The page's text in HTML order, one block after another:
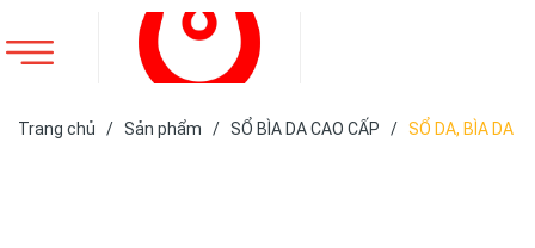
Trang chủ / Sản phẩm / SỔ BÌA DA CAO CẤP / SỔ DA, BÌA DA